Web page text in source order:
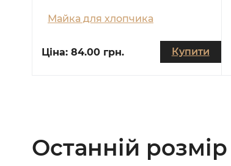
Майка для хлопчика
Ціна: 84.00 грн. Купити
Останній розмір